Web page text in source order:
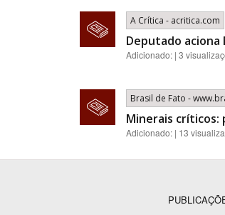
A Crítica - acritica.com
Deputado aciona
Adicionado: | 3
Brasil de Fato -
Minerais críticos:
Adicionado: | 13